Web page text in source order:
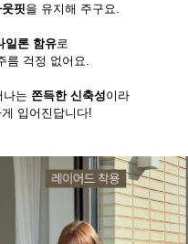
핏을 유지해 주구요.
일론 함유로
름 걱정 없어요.
나는 쫀득한 신축성이라
입어진답니다!